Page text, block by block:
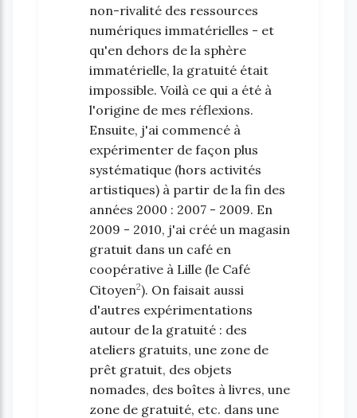
non-rivalité des ressources
numériques immatérielles - et
qu'en dehors de la sphère
immatérielle, la gratuité était
impossible. Voilà ce qui a été à
l'origine de mes réflexions.
Ensuite, j'ai commencé à
expérimenter de façon plus
systématique (hors activités
artistiques) à partir de la fin des
années 2000 : 2007 - 2009. En
2009 - 2010, j'ai créé un magasin
gratuit dans un café en
coopérative à Lille (le Café
Citoyen2). On faisait aussi
d'autres expérimentations
autour de la gratuité : des
ateliers gratuits, une zone de
prêt gratuit, des objets
nomades, des boîtes à livres, une
zone de gratuité, etc. dans une